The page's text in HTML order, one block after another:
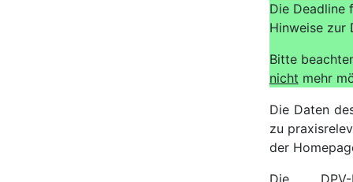
Die Deadline
Hinweise zur
Bitte
nicht mehr
Die Daten
zu
der